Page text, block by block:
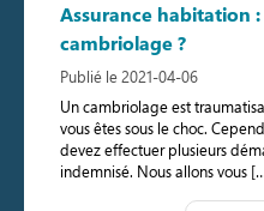
Assurance habitation
cambriolage ?
Publié le 2021-04-06
Un cambriolage est
vous êtes sous le choc.
devez effectuer plusieurs
indemnisé. Nous allons vous